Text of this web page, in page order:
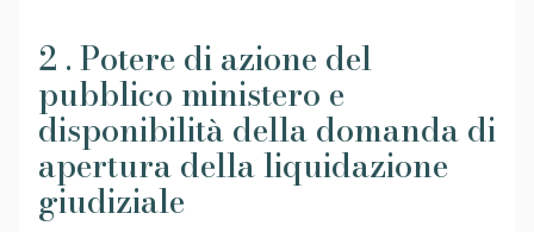
2 . Potere di azione del
pubblico ministero e
disponibilità della domanda di
apertura della liquidazione
giudiziale